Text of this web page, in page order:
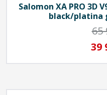
Salomon XA PRO 3D
black/platina
65
39